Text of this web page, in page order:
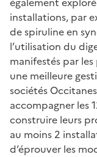
installations, par
de spiruline en
l’utilisation du
manifestés par
une meilleure
sociétés
accompagner les
construire leurs
au moins 2
d’éprouver les